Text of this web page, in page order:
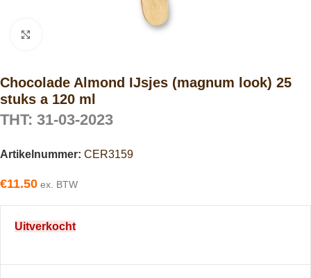
Chocolade Almond IJsjes (magnum look) 25
stuks a 120 ml
THT: 31-03-2023
Artikelnummer: CER3159
€11.50 ex. BTW
Uitverkocht